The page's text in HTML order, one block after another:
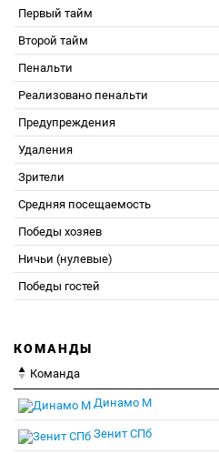
Первый тайм
Второй тайм
Пенальти
Реализовано пенальти
Предупреждения
Удаления
Зрители
Средняя посещаемость
Победы хозяев
Ничьи (нулевые)
Победы гостей
КОМАНДЫ
Команда
Динамо М
Зенит СПб